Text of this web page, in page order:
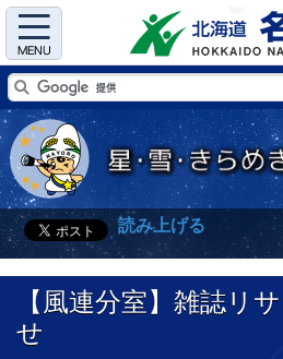
Menu
読み上げる
【風連分室】雑誌リ
せ